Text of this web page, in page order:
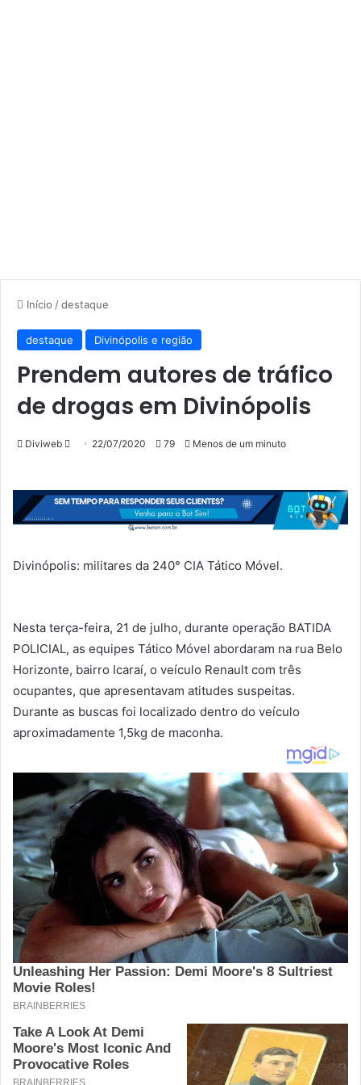
Início /destaque
destaque Divinópolis e região
Prendem autores de tráfico
de drogas em Divinópolis
Diviweb
Mande
mail
22/07/2020 79 Menos de um minuto
Divinópolis: militares da 240° CIA Tático Móvel.
Nesta terça-feira, 21 de julho, durante operação BATIDA
POLICIAL, as equipes Tático Móvel abordaram na rua Belo
Horizonte, bairro Icaraí, o veículo Renault com três
ocupantes, que apresentavam atitudes suspeitas.
Durante as buscas foi localizado dentro do veículo
aproximadamente 1,5kg de maconha.